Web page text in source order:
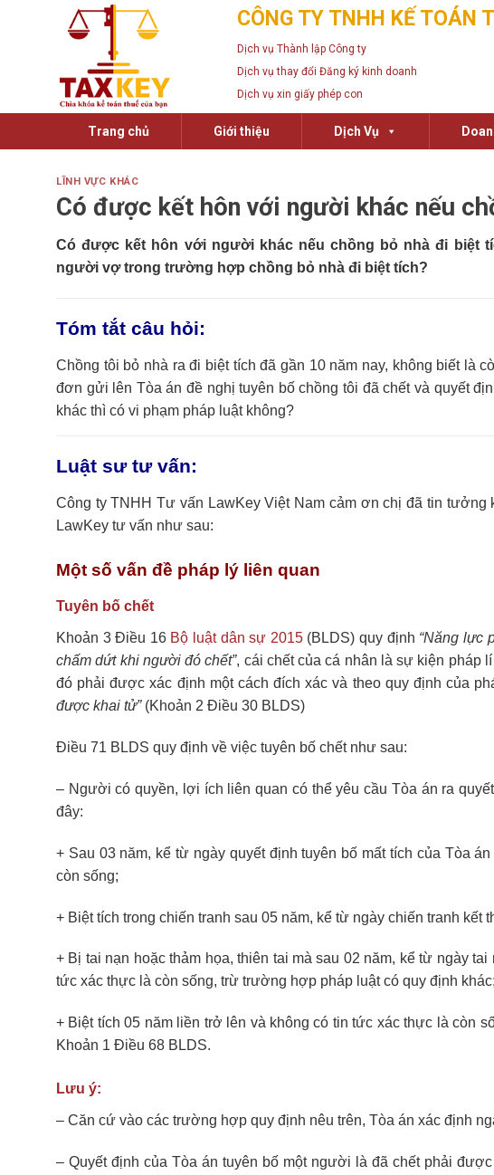
CÔNG TY TNHH KẾ TOÁN
Dịch vụ Thành lập Công ty
Dịch vụ thay đổi Đăng ký kinh doanh
Dịch vụ xin giấy phép con
Trang chủ Giới thiệu Dịch Vụ
LĨNH VỰC KHÁC
Có được kết hôn với người khác nếu
Có được kết hôn với người khác nếu chồng bỏ nhà đi biệt
người vợ trong trường hợp chồng bỏ nhà đi biệt tích?
Tóm tắt câu hỏi:
Chồng tôi bỏ nhà ra đi biệt tích đã gần 10 năm nay, không biết là
đơn gửi lên Tòa án đề nghị tuyên bố chồng tôi đã chết và quyết
khác thì có vi phạm pháp luật không?
Luật sư tư vấn:
Công ty TNHH Tư vấn LawKey Việt Nam cảm ơn chị đã tin
LawKey tư vấn như sau:
Một số vấn đề pháp lý liên quan
Tuyên bố chết
Khoản 3 Điều 16 Bộ luật dân sự 2015(BLDS) quy định “Năng lực
chấm dứt khi người đó chết”, cái chết của cá nhân là sự kiện pháp
đó phải được xác định một cách đích xác và theo quy định của
được khai tử”(Khoản 2 Điều 30 BLDS)
Điều 71 BLDS quy định về việc tuyên bố chết như sau:
– Người có quyền, lợi ích liên quan có thể yêu cầu Tòa án ra
đây:
+ Sau 03 năm, kể từ ngày quyết định tuyên bố mất tích của Tòa
còn sống;
+ Biệt tích trong chiến tranh sau 05 năm, kể từ ngày chiến tranh kết
+ Bị tai nạn hoặc thảm họa, thiên tai mà sau 02 năm, kể từ ngày
tức xác thực là còn sống, trừ trường hợp pháp luật có quy định khác;
+ Biệt tích 05 năm liền trở lên và không có tin tức xác thực là còn
Khoản 1 Điều 68 BLDS.
Lưu ý:
– Căn cứ vào các trường hợp quy định nêu trên, Tòa án xác định
– Quyết định của Tòa án tuyên bố một người là đã chết phải